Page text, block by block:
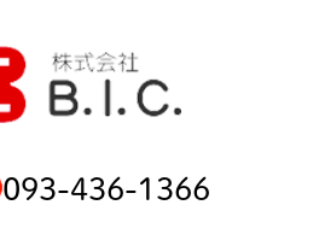
093-436-1366